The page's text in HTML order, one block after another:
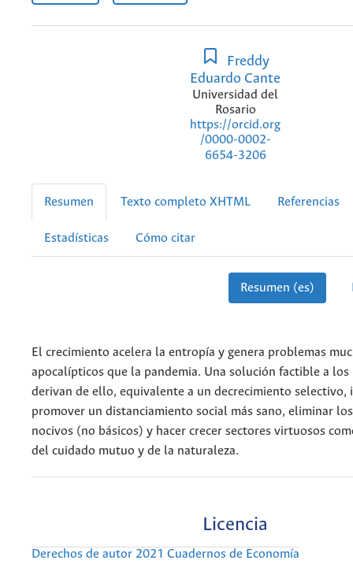
Freddy
Eduardo Cante
Universidad del
Rosario
https://orcid.org
/0000-0002-
6654-3206
Resumen Texto completo XHTML Referencias
Estadísticas Cómo citar
Resumen (es)
El crecimiento acelera la entropía y genera problemas
apocalípticos que la pandemia. Una solución factible a los
derivan de ello, equi­valente a un decrecimiento selectivo,
promover un distanciamiento social más sano, eliminar
nocivos (no básicos) y hacer crecer sectores virtuo­sos
del cuidado mutuo y de la naturaleza.
Licencia
Derechos de autor 2021 Cuadernos de Economía